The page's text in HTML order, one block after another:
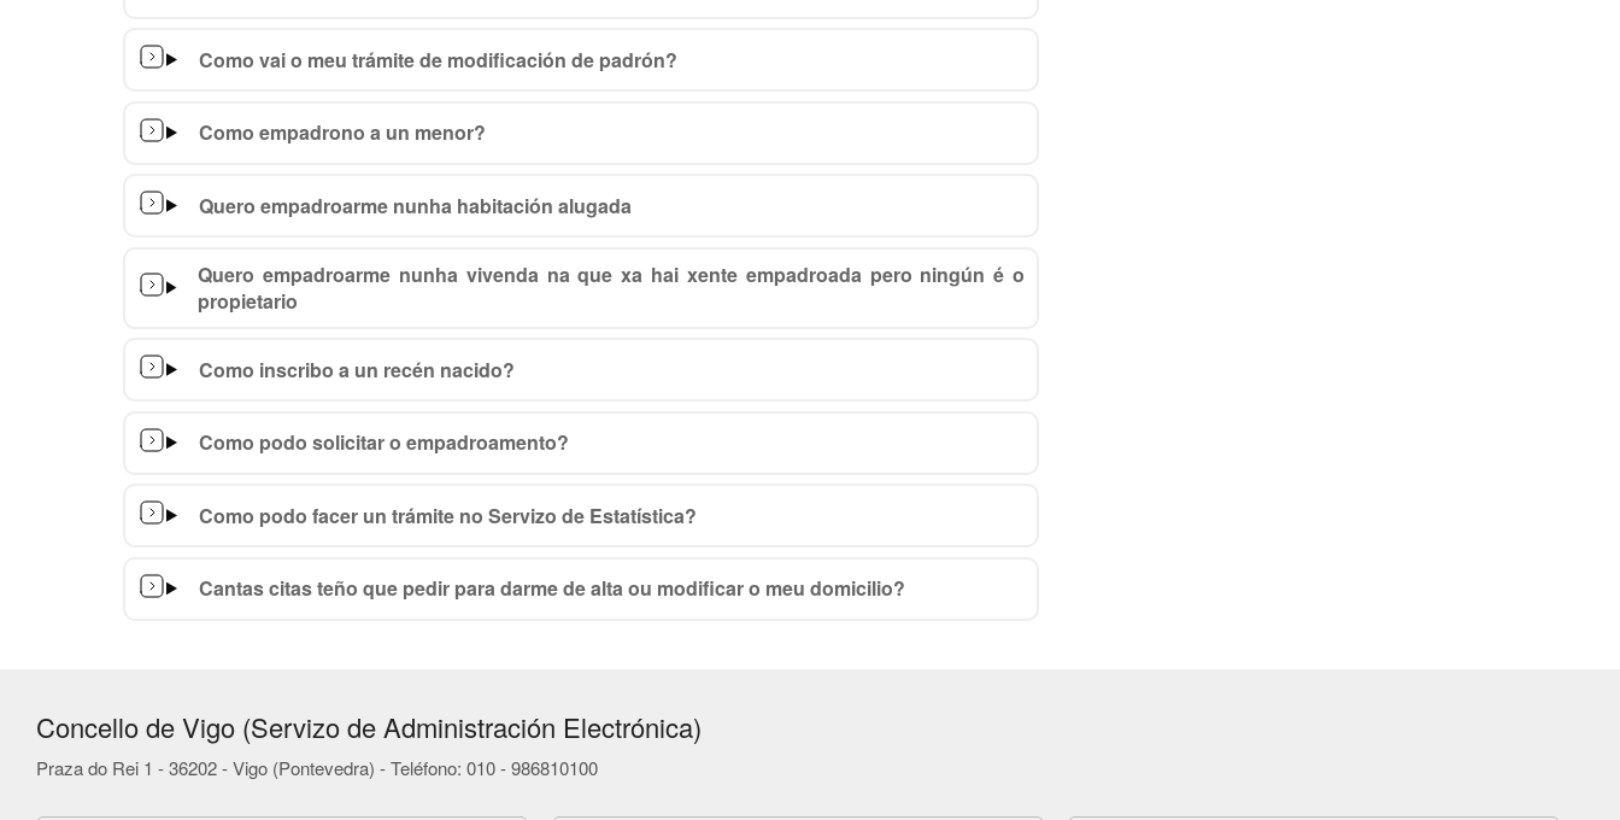
Como vai o meu trámite de modificación de padrón?
Como empadrono a un menor?
Quero empadroarme nunha habitación alugada
Quero empadroarme nunha vivenda na que xa hai xente empadroada pero ningún é o
propietario
Como inscribo a un recén nacido?
Como podo solicitar o empadroamento?
Como podo facer un trámite no Servizo de Estatística?
Cantas citas teño que pedir para darme de alta ou modificar o meu domicilio?
Concello de Vigo (Servizo de Administración Electrónica)
Praza do Rei 1 - 36202 - Vigo (Pontevedra) - Teléfono: 010 - 986810100